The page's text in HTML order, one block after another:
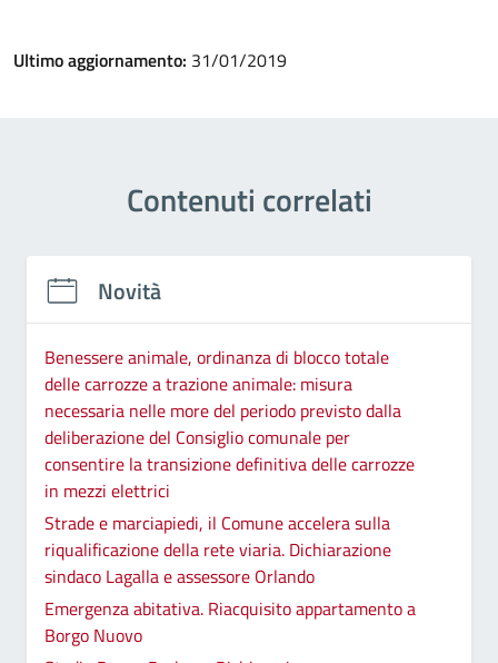
Ultimo aggiornamento: 31/01/2019
Contenuti correlati
Novità
Benessere animale, ordinanza di blocco totale
delle carrozze a trazione animale: misura
necessaria nelle more del periodo previsto dalla
deliberazione del Consiglio comunale per
consentire la transizione definitiva delle carrozze
in mezzi elettrici
Strade e marciapiedi, il Comune accelera sulla
riqualificazione della rete viaria. Dichiarazione
sindaco Lagalla e assessore Orlando
Emergenza abitativa. Riacquisito appartamento a
Borgo Nuovo